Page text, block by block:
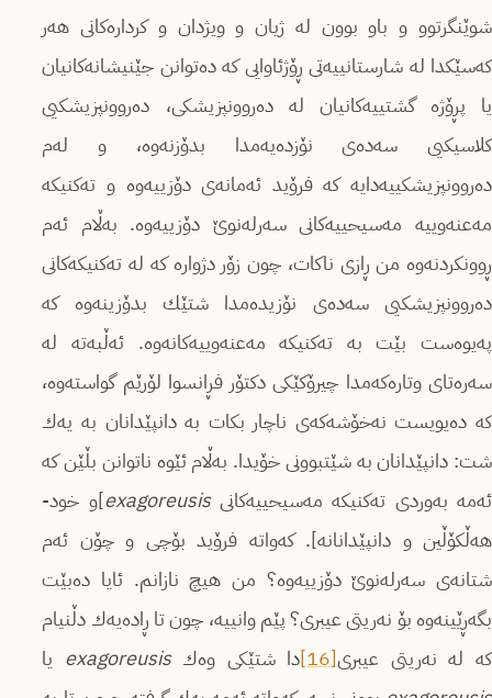
شوێنگرتوو و باو بوون له‌ ژیان و ویژدان و كرداره‌كانی هه‌ر
كه‌سێكدا له‌ شارستانییه‌تی ڕۆژئاوایی كه‌ ده‌توانن جێنیشانه‌كانیان
یا پڕۆژه‌ گشتییه‌كانیان له‌ ده‌روونپزیشكی، ده‌روونپزیشكیی
كلاسیكیی سه‌ده‌ی نۆزده‌یه‌مدا بدۆزنه‌وه‌، و له‌م
ده‌روونپزیشكییه‌دایه‌ كه‌ فرۆید ئه‌مانه‌ی دۆزییه‌وه‌ و ته‌كنیكه‌
مه‌عنه‌وییه‌ مه‌سیحییه‌كانی سه‌رله‌نوێ دۆزییه‌وه‌. به‌ڵام ئه‌م
ڕوونكردنه‌وه‌ من ڕازی ناكات، چون زۆر دژواره‌ كه‌ له‌ ته‌كنیكه‌كانی
ده‌روونپزیشكیی سه‌ده‌ی نۆزیده‌مدا شتێك بدۆزینه‌وه‌ كه‌
په‌یوه‌ست بێت به‌ ته‌كنیكه‌ مه‌عنه‌وییه‌كانه‌وه‌. ئه‌ڵبه‌ته‌ له‌
سه‌ره‌تای وتاره‌كه‌مدا چیرۆكێكی دكتۆر فڕانسوا لۆرێم گواسته‌وه‌،
كه‌ ده‌یویست نه‌خۆشه‌كه‌ی ناچار بكات به‌ دانپێدانان به‌ یه‌ك
شت:‌ دانپێدانان به‌ شێتبوونی خۆیدا. به‌ڵام ئێوه‌ ناتوانن بڵێن كه‌
ئه‌مه‌ به‌وردی ته‌كنیكه‌ مه‌سیحییه‌كانیexagoreusis]و خود-
هه‌ڵكۆڵین و دانپێدانانه‌]‌. كه‌واته‌ فرۆید بۆچی و چۆن ئه‌م
شتانه‌ی سه‌رله‌نوێ دۆزییه‌وه‌؟ من هیچ نازانم. ئایا ده‌بێت
بگه‌ڕێینه‌وه‌ بۆ نه‌ریتی عیبری؟ پێم وانییه‌، چون تا ڕاده‌یه‌ك دڵنیام
كه‌ له‌ نه‌ریتی عیبری[16] دا شتێكی وه‌كexagoreusis یا